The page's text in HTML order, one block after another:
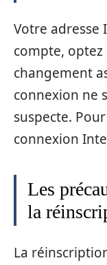
Votre adresse
compte,
changement
connexion ne
suspecte.
connexion
Les
la
La